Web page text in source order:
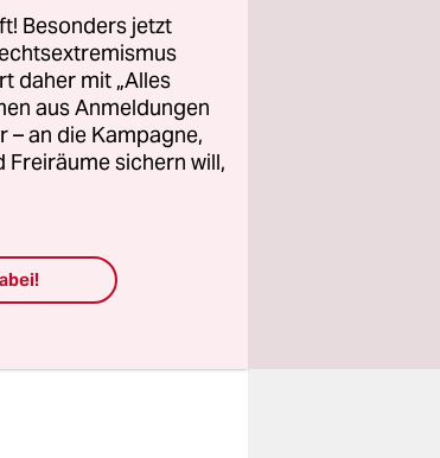
Besonders jetzt
daher mit „Alles
aus Anmeldungen
– an die Kampagne,
sichern will,